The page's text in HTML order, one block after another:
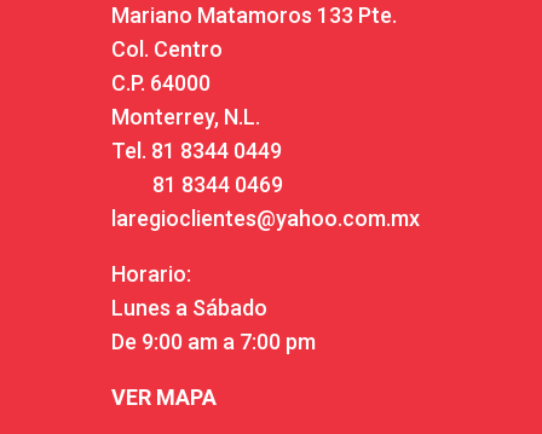
Mariano Matamoros 133 Pte.
Col. Centro
C.P. 64000
Monterrey, N.L.
Tel. 81 8344 0449
81 8344 0469
laregioclientes@yahoo.com.mx
Horario:
Lunes a Sábado
De 9:00 am a 7:00 pm
VER MAPA